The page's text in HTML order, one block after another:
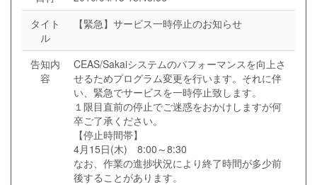
タイト
ル
【緊急】サービス一時停止のお知らせ
告知内
容
CEAS/Sakaiシステムのパフォーマンスを向上さ
せるためプログラム変更を行います。それに伴
い、緊急でサービスを一時停止致します。
１限目直前の停止でご迷惑をおかけしますが何
卒ご了承ください。
【停止時間帯】
4月15日(木) 8:00～8:30
なお、作業の進捗状況により終了時間が多少前
後することがあります。